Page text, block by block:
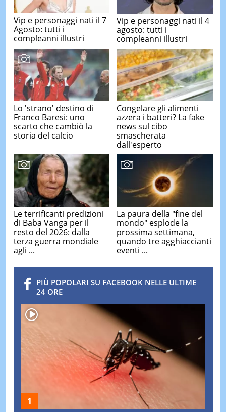
Vip e personaggi nati il 7
Agosto: tutti i
compleanni illustri
Vip e personaggi nati il 4
agosto: tutti i
compleanni illustri
Lo 'strano' destino di
Franco Baresi: uno
scarto che cambiò la
storia del calcio
Congelare gli alimenti
azzera i batteri? La fake
news sul cibo
smascherata
dall'esperto
Le terrificanti predizioni
di Baba Vanga per il
resto del 2026: dalla
terza guerra mondiale
agli ...
La paura della "fine del
mondo" esplode la
prossima settimana,
quando tre agghiaccianti
eventi ...
PIÙ POPOLARI SU FACEBOOK NELLE ULTIME
24 ORE